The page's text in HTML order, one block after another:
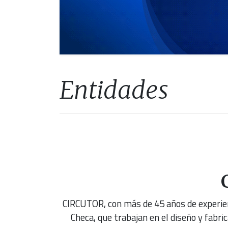
Entidades
CIRCUTOR, con más de 45 años de
Checa, que trabajan en el diseño y